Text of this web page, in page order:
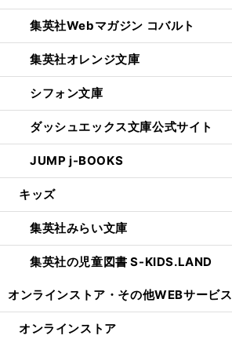
集英社Webマガジン コバルト
集英社オレンジ文庫
シフォン文庫
ダッシュエックス文庫公式サイト
JUMP j-BOOKS
キッズ
集英社みらい文庫
集英社の児童図書 S-KIDS.LAND
オンラインストア・ その他WEBサービス
オンラインストア